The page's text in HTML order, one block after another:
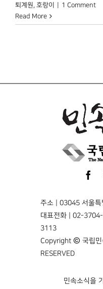
퇴계원, 호랑이
1 Comment
Read More
주소 | 03045 서울
대표전화 | 02-
3113
Copyright © 국립민
RESERVED
민속소식을